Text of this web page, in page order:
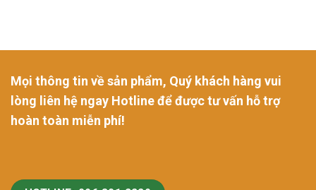
Mọi thông tin về sản phẩm, Quý khách hàng vui
lòng liên hệ ngay Hotline để được tư vấn hỗ trợ
hoàn toàn miễn phí!